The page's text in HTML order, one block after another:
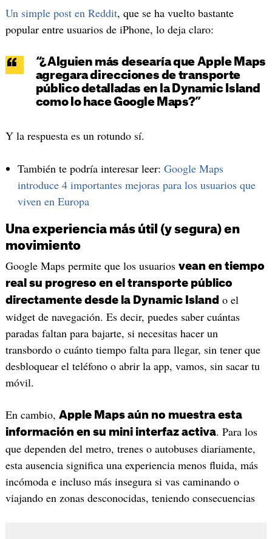
Un simple post en Reddit, que se ha vuelto bastante
popular entre usuarios de iPhone, lo deja claro:
“¿Alguien más desearía que Apple Maps
agregara direcciones de transporte
público detalladas en la Dynamic Island
como lo hace Google Maps?”
Y la respuesta es un rotundo sí.
También te podría interesar leer: Google Maps
introduce 4 importantes mejoras para los usuarios que
viven en Europa
Una experiencia más útil (y segura) en
movimiento
Google Maps permite que los usuarios vean en tiempo
real su progreso en el transporte público
directamente desde la Dynamic Island o el
widget de navegación. Es decir, puedes saber cuántas
paradas faltan para bajarte, si necesitas hacer un
transbordo o cuánto tiempo falta para llegar, sin tener que
desbloquear el teléfono o abrir la app, vamos, sin sacar tu
móvil.
En cambio, Apple Maps aún no muestra esta
información en su mini interfaz activa. Para los
que dependen del metro, trenes o autobuses diariamente,
esta ausencia significa una experiencia menos fluida, más
incómoda e incluso más insegura si vas caminando o
viajando en zonas desconocidas, teniendo consecuencias